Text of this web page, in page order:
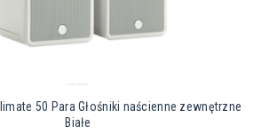
50 Para Głośniki naścienne zewnętrzne
Białe